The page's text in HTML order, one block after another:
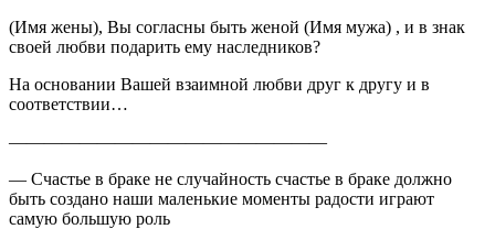
(Имя жены), Вы согласны быть женой (Имя мужа) , и в знак
своей любви подарить ему наследников?
На основании Вашей взаимной любви друг к другу и в
соответствии…
——————————————————
— Счастье в браке не случайность счастье в браке должно
быть создано наши маленькие моменты радости играют
самую большую роль